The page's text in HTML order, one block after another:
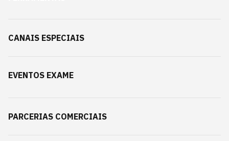
CANAIS ESPECIAIS
EVENTOS EXAME
PARCERIAS COMERCIAIS